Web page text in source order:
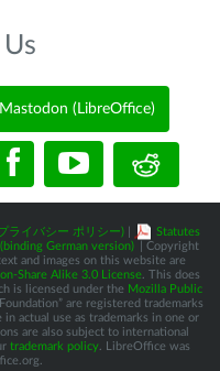
Mastodon (LibreOffice)
ライバシー ポリシー)
Statutes
German version)
| Copyright
and images on this website are
Share Alike 3.0 License. This does
is licensed under the Mozilla Public
are registered trademarks
actual use as trademarks in one or
are also subject to international
trademark policy. LibreOffice was